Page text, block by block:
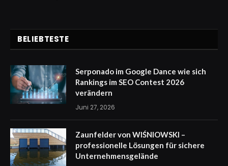
BELIEBTESTE
Serponado im Google Dance wie sich
Rankings im SEO Contest 2026
verändern
Juni 27, 2026
Zaunfelder von WIŚNIOWSKI –
professionelle Lösungen für sichere
Unternehmensgelände